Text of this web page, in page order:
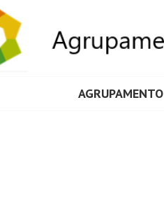
AGRUPAMENTO